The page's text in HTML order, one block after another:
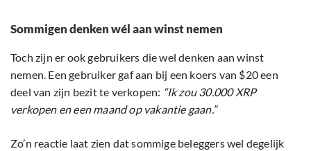
Sommigen denken wél aan winst nemen
Toch zijn er ook gebruikers die wel denken aan winst
nemen. Een gebruiker gaf aan bij een koers van $20 een
deel van zijn bezit te verkopen: “Ik zou 30.000 XRP
verkopen en een maand op vakantie gaan.”
Zo’n reactie laat zien dat sommige beleggers wel degelijk